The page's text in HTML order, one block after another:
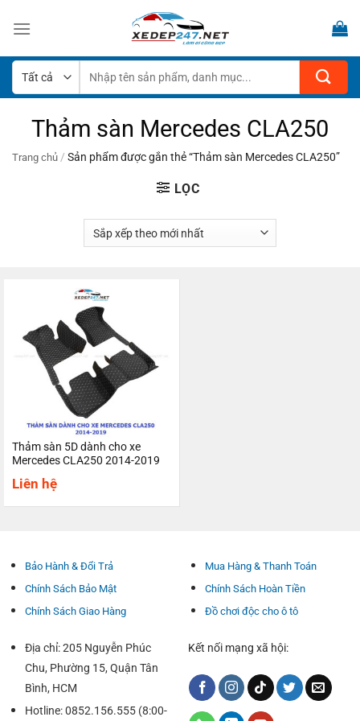
qua
dung
kiếm:
Thảm sàn Mercedes CLA250
Trang chủ / Sản phẩm được gắn thẻ “Thảm sàn Mercedes CLA250”
LỌC
Thảm sàn 5D dành cho xe
Mercedes CLA250 2014-2019
Liên hệ
Bảo Hành & Đổi Trả
Chính Sách Bảo Mật
Chính Sách Giao Hàng
Mua Hàng & Thanh Toán
Chính Sách Hoàn Tiền
Đồ chơi độc cho ô tô
Địa chỉ: 205 Nguyễn Phúc
Chu, Phường 15, Quận Tân
Bình, HCM
Hotline: 0852.156.555 (8:00-
Kết nối mạng xã hội: